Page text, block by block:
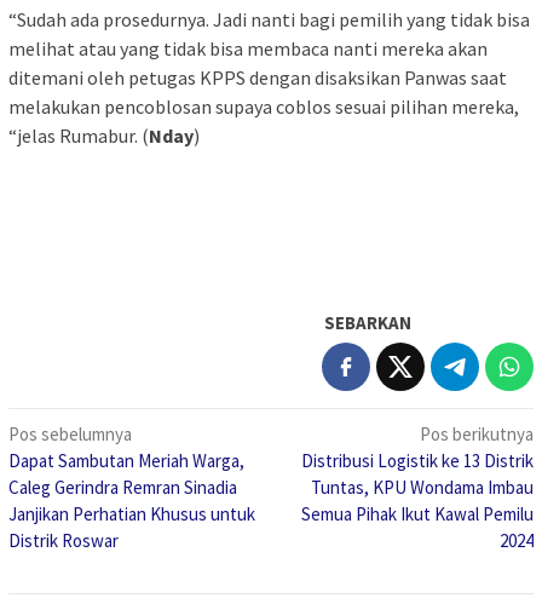
“Sudah ada prosedurnya. Jadi nanti bagi pemilih yang tidak bisa
melihat atau yang tidak bisa membaca nanti mereka akan
ditemani oleh petugas KPPS dengan disaksikan Panwas saat
melakukan pencoblosan supaya coblos sesuai pilihan mereka,
“jelas Rumabur. (Nday)
SEBARKAN
Navigasi
pos
Pos sebelumnya
Dapat Sambutan Meriah Warga,
Caleg Gerindra Remran Sinadia
Janjikan Perhatian Khusus untuk
Distrik Roswar
Pos berikutnya
Distribusi Logistik ke 13 Distrik
Tuntas, KPU Wondama Imbau
Semua Pihak Ikut Kawal Pemilu
2024